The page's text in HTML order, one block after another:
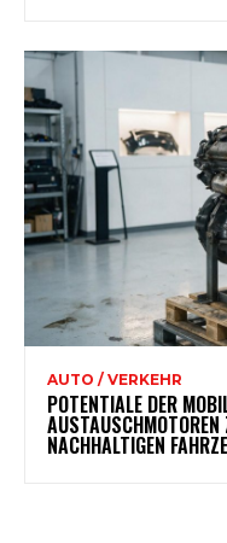
AUTO / VERKEHR
POTENTIALE DER
AUSTAUSCHMOTOREN
NACHHALTIGEN